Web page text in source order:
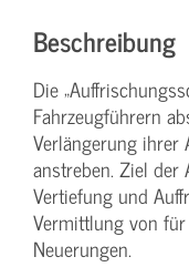
Beschreibung
Die
Fahrzeugführern
Verlängerung ihrer
anstreben. Ziel
Vertiefung und
Vermittlung von
Neuerungen.